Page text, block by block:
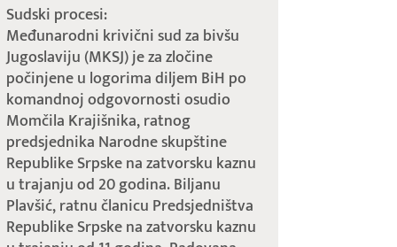
Sudski procesi:
Međunarodni krivični sud za bivšu
Jugoslaviju (MKSJ) je za zločine
počinjene u logorima diljem BiH po
komandnoj odgovornosti osudio
Momčila Krajišnika, ratnog
predsjednika Narodne skupštine
Republike Srpske na zatvorsku kaznu
u trajanju od 20 godina. Biljanu
Plavšić, ratnu članicu Predsjedništva
Republike Srpske na zatvorsku kaznu